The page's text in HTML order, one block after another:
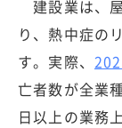
建設業は、
り、熱中症の
す。実際、
亡者数が全業
日以上の業務